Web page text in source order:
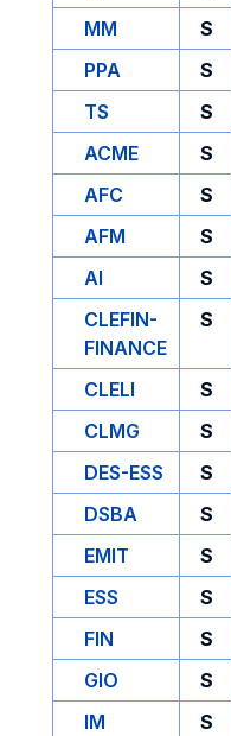
MM
S
PPA
S
TS
S
ACME
S
AFC
S
AFM
S
AI
S
CLEFIN-
FINANCE
S
CLELI S
CLMG
S
DES-ESS
S
DSBA
S
EMIT
S
ESS
S
FIN
S
GIO
S
IM
S